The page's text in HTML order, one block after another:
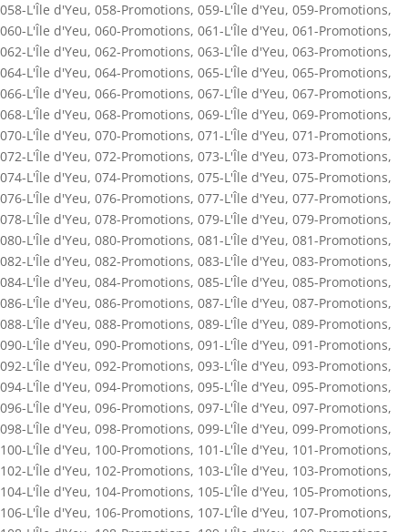
058-L'Île d'Yeu, 058-Promotions, 059-L'Île d'Yeu, 059-Promotions,
060-L'Île d'Yeu, 060-Promotions, 061-L'Île d'Yeu, 061-Promotions,
062-L'Île d'Yeu, 062-Promotions, 063-L'Île d'Yeu, 063-Promotions,
064-L'Île d'Yeu, 064-Promotions, 065-L'Île d'Yeu, 065-Promotions,
066-L'Île d'Yeu, 066-Promotions, 067-L'Île d'Yeu, 067-Promotions,
068-L'Île d'Yeu, 068-Promotions, 069-L'Île d'Yeu, 069-Promotions,
070-L'Île d'Yeu, 070-Promotions, 071-L'Île d'Yeu, 071-Promotions,
072-L'Île d'Yeu, 072-Promotions, 073-L'Île d'Yeu, 073-Promotions,
074-L'Île d'Yeu, 074-Promotions, 075-L'Île d'Yeu, 075-Promotions,
076-L'Île d'Yeu, 076-Promotions, 077-L'Île d'Yeu, 077-Promotions,
078-L'Île d'Yeu, 078-Promotions, 079-L'Île d'Yeu, 079-Promotions,
080-L'Île d'Yeu, 080-Promotions, 081-L'Île d'Yeu, 081-Promotions,
082-L'Île d'Yeu, 082-Promotions, 083-L'Île d'Yeu, 083-Promotions,
084-L'Île d'Yeu, 084-Promotions, 085-L'Île d'Yeu, 085-Promotions,
086-L'Île d'Yeu, 086-Promotions, 087-L'Île d'Yeu, 087-Promotions,
088-L'Île d'Yeu, 088-Promotions, 089-L'Île d'Yeu, 089-Promotions,
090-L'Île d'Yeu, 090-Promotions, 091-L'Île d'Yeu, 091-Promotions,
092-L'Île d'Yeu, 092-Promotions, 093-L'Île d'Yeu, 093-Promotions,
094-L'Île d'Yeu, 094-Promotions, 095-L'Île d'Yeu, 095-Promotions,
096-L'Île d'Yeu, 096-Promotions, 097-L'Île d'Yeu, 097-Promotions,
098-L'Île d'Yeu, 098-Promotions, 099-L'Île d'Yeu, 099-Promotions,
100-L'Île d'Yeu, 100-Promotions, 101-L'Île d'Yeu, 101-Promotions,
102-L'Île d'Yeu, 102-Promotions, 103-L'Île d'Yeu, 103-Promotions,
104-L'Île d'Yeu, 104-Promotions, 105-L'Île d'Yeu, 105-Promotions,
106-L'Île d'Yeu, 106-Promotions, 107-L'Île d'Yeu, 107-Promotions,